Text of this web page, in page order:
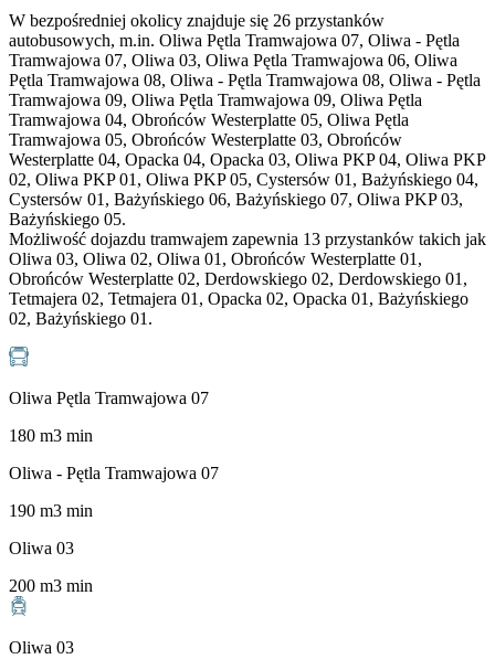
W bezpośredniej okolicy znajduje się 26 przystanków
autobusowych, m.in. Oliwa Pętla Tramwajowa 07, Oliwa - Pętla
Tramwajowa 07, Oliwa 03, Oliwa Pętla Tramwajowa 06, Oliwa
Pętla Tramwajowa 08, Oliwa - Pętla Tramwajowa 08, Oliwa - Pętla
Tramwajowa 09, Oliwa Pętla Tramwajowa 09, Oliwa Pętla
Tramwajowa 04, Obrońców Westerplatte 05, Oliwa Pętla
Tramwajowa 05, Obrońców Westerplatte 03, Obrońców
Westerplatte 04, Opacka 04, Opacka 03, Oliwa PKP 04, Oliwa PKP
02, Oliwa PKP 01, Oliwa PKP 05, Cystersów 01, Bażyńskiego 04,
Cystersów 01, Bażyńskiego 06, Bażyńskiego 07, Oliwa PKP 03,
Bażyńskiego 05.
Możliwość dojazdu tramwajem zapewnia 13 przystanków takich jak
Oliwa 03, Oliwa 02, Oliwa 01, Obrońców Westerplatte 01,
Obrońców Westerplatte 02, Derdowskiego 02, Derdowskiego 01,
Tetmajera 02, Tetmajera 01, Opacka 02, Opacka 01, Bażyńskiego
02, Bażyńskiego 01.
Oliwa Pętla Tramwajowa 07
180 m3 min
Oliwa - Pętla Tramwajowa 07
190 m3 min
Oliwa 03
200 m3 min
Oliwa 03